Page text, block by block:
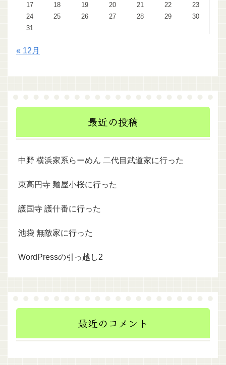
17
18 19 20 21 22
23
24
25 26 27 28 29
30
31
« 12月
最近の投稿
中野 横浜家系らーめん 二代目武道家に行った
東高円寺 麺屋小桜に行った
護国寺 護什番に行った
池袋 無敵家に行った
WordPressの引っ越し2
最近のコメント